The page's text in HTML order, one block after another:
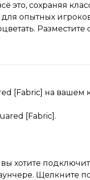
это, сохраняя
опытных
Разместите
[Fabric] на вашем
[Fabric].
хотите
Щелкните